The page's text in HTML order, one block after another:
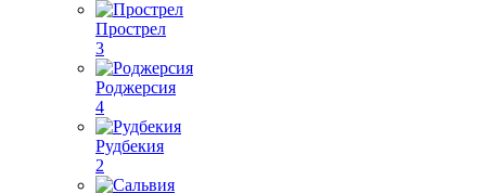
Прострел
3
Роджерсия
4
Рудбекия
2